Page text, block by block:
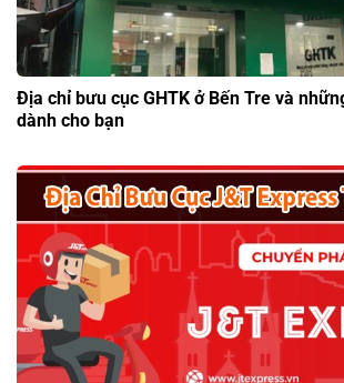
Địa chỉ bưu cục GHTK ở Bến Tre và
dành cho bạn